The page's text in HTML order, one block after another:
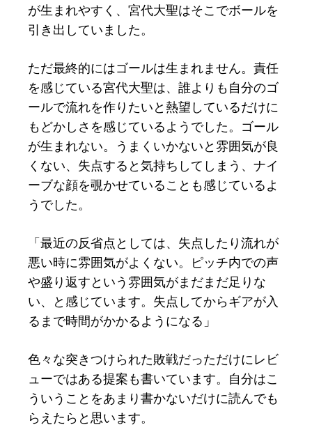
が生まれやすく、宮代大聖はそこでボールを
引き出していました。
ただ最終的にはゴールは生まれません。責任
を感じている宮代大聖は、誰よりも自分のゴ
ールで流れを作りたいと熱望しているだけに
もどかしさを感じているようでした。ゴール
が生まれない。うまくいかないと雰囲気が良
くない、失点すると気持ちしてしまう、ナイ
ーブな顔を覗かせていることも感じているよ
うでした。
「最近の反省点としては、失点したり流れが
悪い時に雰囲気がよくない。ピッチ内での声
や盛り返すという雰囲気がまだまだ足りな
い、と感じています。失点してからギアが入
るまで時間がかかるようになる」
色々な突きつけられた敗戦だっただけにレビ
ューではある提案も書いています。自分はこ
ういうことをあまり書かないだけに読んでも
らえたらと思います。